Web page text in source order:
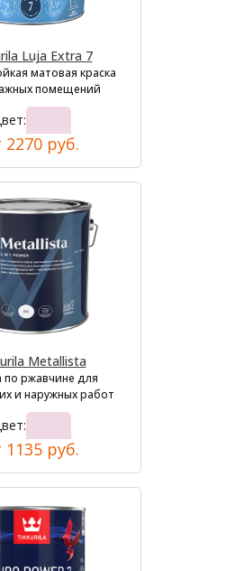
Luja Extra 7
матовая краска
помещений
2270 руб.
Metallista
по ржавчине для
и наружных работ
1135 руб.